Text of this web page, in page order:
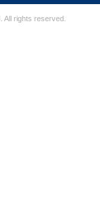
All rights reserved.